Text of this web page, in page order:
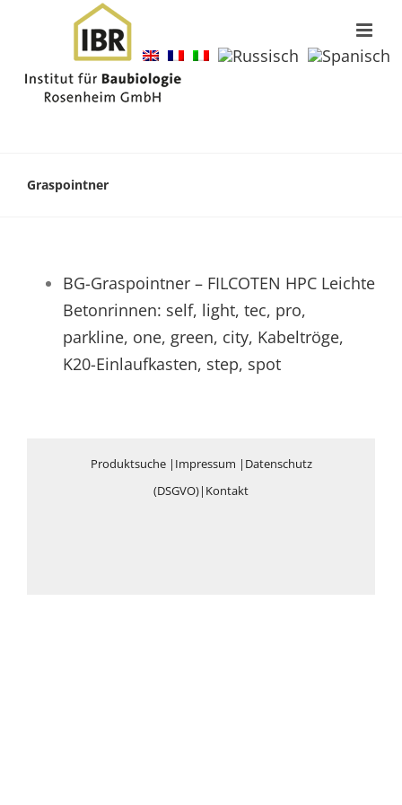
Graspointner
BG-Graspointner – FILCOTEN HPC Leichte
Betonrinnen: self, light, tec, pro,
parkline, one, green, city, Kabeltröge,
K20-Einlaufkasten, step, spot
Produktsuche| Impressum | Datenschutz
(DSGVO)| Kontakt